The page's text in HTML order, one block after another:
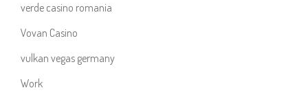
verde casino romania
Vovan Casino
vulkan vegas germany
Work